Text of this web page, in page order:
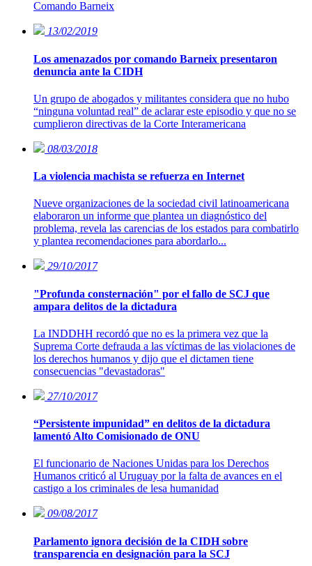
Comando Barneix
13/02/2019
Los amenazados por comando Barneix presentaron
denuncia ante la CIDH
Un grupo de abogados y militantes considera que no hubo
“ninguna voluntad real” de aclarar este episodio y que no se
cumplieron directivas de la Corte Interamericana
08/03/2018
La violencia machista se refuerza en Internet
Nueve organizaciones de la sociedad civil latinoamericana
elaboraron un informe que plantea un diagnóstico del
problema, revela las carencias de los estados para combatirlo
y plantea recomendaciones para abordarlo...
29/10/2017
"Profunda consternación" por el fallo de SCJ que
ampara delitos de la dictadura
La INDDHH recordó que no es la primera vez que la
Suprema Corte defrauda a las víctimas de las violaciones de
los derechos humanos y dijo que el dictamen tiene
consecuencias "devastadoras"
27/10/2017
“Persistente impunidad” en delitos de la dictadura
lamentó Alto Comisionado de ONU
El funcionario de Naciones Unidas para los Derechos
Humanos criticó al Uruguay por la falta de avances en el
castigo a los criminales de lesa humanidad
09/08/2017
Parlamento ignora decisión de la CIDH sobre
transparencia en designación para la SCJ